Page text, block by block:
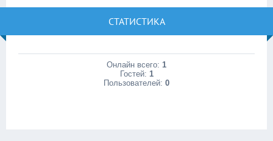
СТАТИСТИКА
Онлайн всего: 1
Гостей: 1
Пользователей: 0